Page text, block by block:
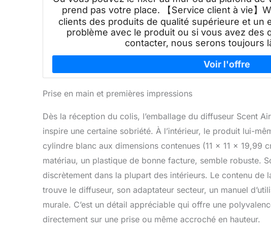
prend pas votre place. 【Service client à vie】
clients des produits de qualité supérieure et un
problème avec le produit ou si vous avez des
contacter, nous serons toujours
Prise en main et premières impressions
Dès la réception du colis, l’emballage du diffuseur Scent
inspire une certaine sobriété. À l’intérieur, le produit lui-
cylindre blanc aux dimensions contenues (11 x 11 x 19,99
matériau, un plastique de bonne facture, semble robuste.
discrètement dans la plupart des intérieurs. Le contenu de
trouve le diffuseur, son adaptateur secteur, un manuel
murale. C’est un détail appréciable qui offre une
directement sur une prise ou même accroché en hauteur.